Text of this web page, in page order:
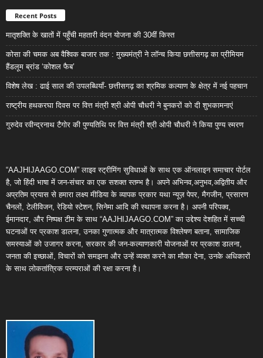
Recent Posts
मातृशक्ति के खातों में पहुँची महतारी वंदन योजना की 30वीं किस्त
कोसा की चमक अब वैश्विक बाजार तक : मुख्यमंत्री ने लॉन्च किया छत्तीसगढ़ का प्रीमियम
हैंडलूम ब्रांड ‘कोशल फैब’
विशेष लेख : ढाई साल की उपलब्धियाँ- छत्तीसगढ़ का श्रमिक कल्याण के क्षेत्र में नई पहचान
राष्ट्रीय हथकरघा दिवस पर वित्त मंत्री श्री ओपी चौधरी ने बुनकरों को दी शुभकामनाएं
गुरुदेव रवीन्द्रनाथ टैगोर की पुण्यतिथि पर वित्त मंत्री श्री ओपी चौधरी ने किया पुण्य स्मरण
“AAJHIJAAGO.COM” लाइव स्ट्रीमिंग सुविधाओं के साथ एक ऑनलाइन समाचार पोर्टल
है, जो हिंदी भाषा में जन-संचार का एक सशक्त स्तम्भ है। अपने अभिनव,अनुभव,अद्वितीय और
अप्रतिम प्रयास से हमारा लक्ष्य मीडिया के व्यापक प्रकार यथा न्यूज़ पेपर, मैगजीन, प्रसारण
चैनलों, टेलीविजन, रेडियो स्टेशन, सिनेमा आदि की स्थापना करना है। अपनी परिपक्व,
ईमानदार, और निष्पक्ष टीम के साथ “AAJHIJAAGO.COM” का उद्देश्य देशहित में सच्ची
घटनाओं पर प्रकाश डालना, उनका गुणात्मक और मात्रात्मक विश्लेषण बताना, सामाजिक
समस्याओं को उजागर करना, सरकार की जन-कल्याणकारी योजनाओं पर प्रकाश डालना,
जनता की इच्छाओं, विचारों को समझना और उन्हें व्यक्त करने का मौका देना, उनके अधिकारों
के साथ लोकतांत्रिक परम्पराओं की रक्षा करना है।